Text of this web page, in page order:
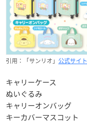
引用：「サンリオ」 公式サイト
キャリーケース
ぬいぐるみ
キャリーオンバッグ
キーカバーマスコット